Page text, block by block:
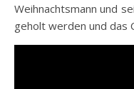
Weihnachtsmann und
geholt werden und das